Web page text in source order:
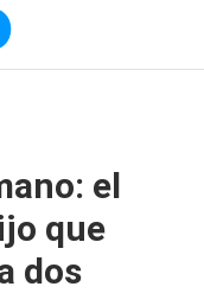
el
que
dos